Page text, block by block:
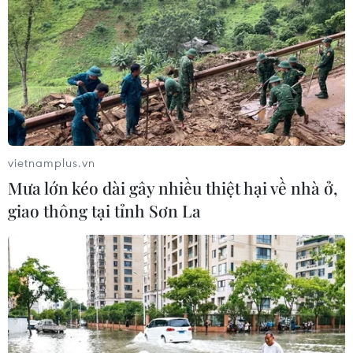
Ngư dân Đà Nẵng: Thuyền là nhà, ngư
trường là quê hương
15/05/2014 08:26
Những ngày này, cảng cá Thọ Quang ở thành phố Đà
Nẵng nhộn nhịp tàu cá ra vào bến, chuẩn bị hành
trang, ngư cụ cho một chuyến đi biển dài ngày.
vietnamplus.vn
Mưa lớn kéo dài gây nhiều thiệt hại về nhà ở,
giao thông tại tỉnh Sơn La